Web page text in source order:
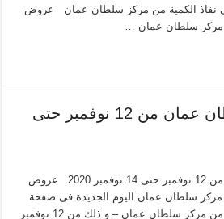
2020 او حتى نفاذ الكمية من مركز سلطان عمان عروض
سلطان عمان …
عروض مركز سلطان عمان من 12 نوفمبر حتى
عروض مركز سلطان عمان من 12 نوفمبر حتى 14 نوفمبر 2020 عروض
سلطان عمان اليوم الجديدة فى صفحة
واحدة – العروض الاسبوعية من مركز سلطان عمان – و ذلك من 12 نوفمبر